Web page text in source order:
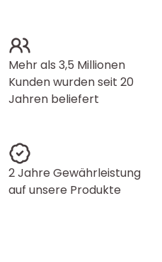
Mehr als 3,5 Millionen
Kunden wurden seit 20
Jahren beliefert
2 Jahre Gewährleistung
auf unsere Produkte